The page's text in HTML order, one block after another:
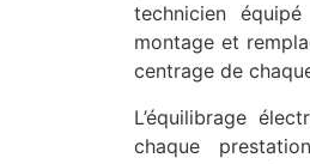
technicien
montage et
centrage de
L’équilibrage
chaque